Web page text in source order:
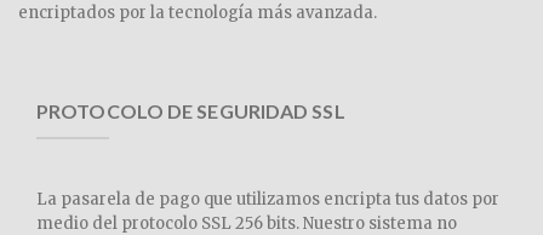
encriptados por la tecnología más avanzada.
PROTOCOLO DE SEGURIDAD SSL
La pasarela de pago que utilizamos encripta tus datos por
medio del protocolo SSL 256 bits. Nuestro sistema no